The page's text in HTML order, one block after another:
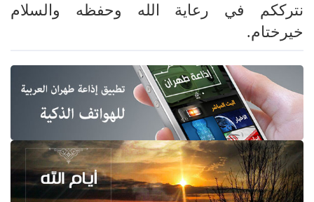
نترككم في رعاية الله وحفظه والسلام
خيرختام.